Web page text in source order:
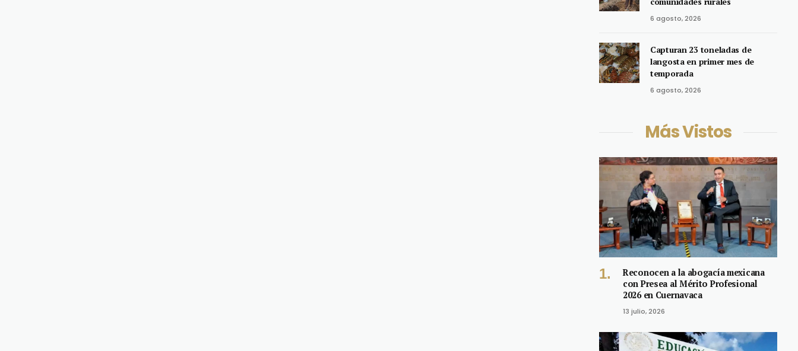
6 agosto, 2026
Capturan 23 toneladas de
langosta en primer mes de
temporada
6 agosto, 2026
Más Vistos
Reconocen a la abogacía mexicana
con Presea al Mérito Profesional
2026 en Cuernavaca
13 julio, 2026